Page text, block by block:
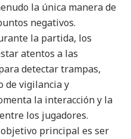
la única manera de
negativos.
la partida, los
atentos a las
detectar trampas,
de vigilancia y
la interacción y la
los jugadores.
objetivo principal es ser